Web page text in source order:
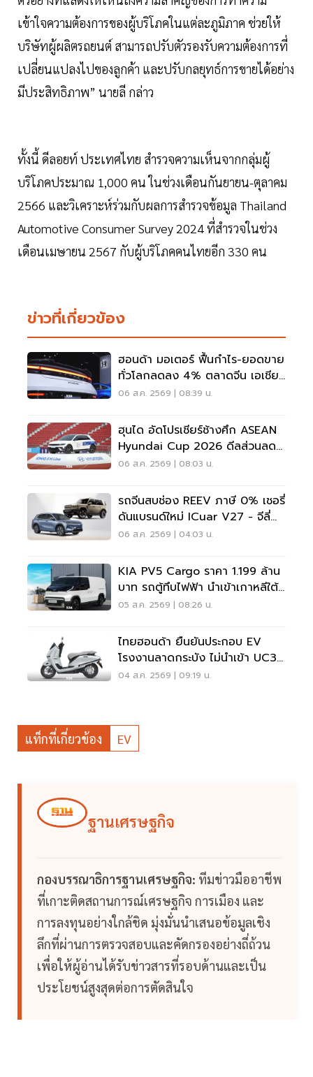
เข้าใจความต้องการของผู้บริโภคในแต่ละภูมิภาค ช่วยให้
บริษัทผู้ผลิตรถยนต์ สามารถปรับตัวรองรับความต้องการที่
เปลี่ยนแปลงไปของลูกค้า และปรับกลยุทธ์การขายได้อย่าง
มีประสิทธิภาพ” นายลี กล่าว
ทั้งนี้ ดีลอยท์ ประเทศไทย สำรวจความเห็นจากกลุ่มผู้
บริโภคประมาณ 1,000 คน ในช่วงเดือนกันยายน-ตุลาคม
2566 และวิเคราะห์ร่วมกับผลการสำรวจข้อมูล Thailand
Automotive Consumer Survey 2024 ที่สำรวจในช่วง
เดือนเมษายน 2567 กับผู้บริโภคคนไทยอีก 330 คน
ข่าวที่เกี่ยวข้อง
ฮอนด้า มอเตอร์ ฟื้นกำไร-ยอดขาย
ทั่วโลกลดลง 4% ตลาดจีน เอเชีย
ร่วง
06 ส.ค. 2569 | 08:39 น.
ฮุนได อัดโปรเชียร์ช้างศึก ASEAN
Hyundai Cup 2026 ดีลส่วนลด
5 แสน แจกเสื้อทีมชาติไทย
06 ส.ค. 2569 | 08:03 น.
รถจีนสบช่อง REEV ภาษี 0% เชอรี่
ดันแบรนด์ใหม่ ICuar V27 - จีลี่
ส่ง Starray
06 ส.ค. 2569 | 04:03 น.
KIA PV5 Cargo ราคา 1.199 ล้าน
บาท รถตู้ทึบไฟฟ้า นำเข้าเกาหลีใต้
ภาษี 0%
05 ส.ค. 2569 | 08:26 น.
ไทยฮอนด้า ยืนยันประกอบ EV
โรงงานลาดกระบัง ไม่นำเข้า UC3
เวียดนาม
04 ส.ค. 2569 | 09:19 น.
แท็กที่เกี่ยวข้อง EV
ฐานเศรษฐกิจ
กองบรรณาธิการฐานเศรษฐกิจ: ทีมข่าวมืออาชีพ
ที่เกาะติดสถานการณ์เศรษฐกิจ การเมือง และ
การลงทุนอย่างใกล้ชิด มุ่งมั่นนำเสนอข้อมูลเชิง
ลึกที่ผ่านการตรวจสอบและคัดกรองอย่างถี่ถ้วน
เพื่อให้ผู้อ่านได้รับข่าวสารที่รอบด้านและเป็น
ประโยชน์สูงสุดต่อการตัดสินใจ